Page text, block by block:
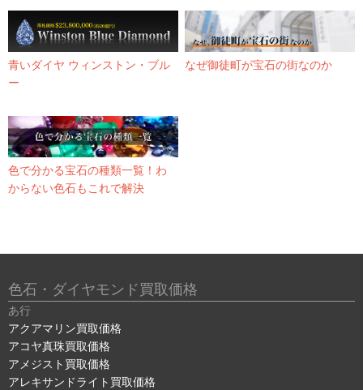
青いダイヤ ウィンストン・ブル
ー
なぜ御徒町が宝石の街なのか
色で分かる宝石の種類一覧！わ
からない色石もこれで解決
色石・ダイヤモンド買取価格
あ行
アクアマリン買取価格
アコヤ真珠買取価格
アメジスト買取価格
アレキサンドライト買取価格